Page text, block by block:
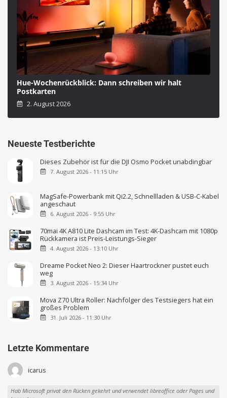
Hue-Wochenrückblick: Dann schreiben wir halt
Postkarten
2. August 2026
Neueste Testberichte
Dieses Zubehör ist für die DJI Osmo Pocket unabdingbar
7. August 2026 - 11:15 Uhr
MagSafe-Powerbank mit Qi2.2, Schnellladen & USB-C-Kabel
angeschaut
6. August 2026 - 9:55 Uhr
70mai 4K A810 Lite Dashcam im Test: 4K-Dashcam mit 1080p
Rückkamera ist Preis-Leistungs-Sieger
4. August 2026 - 13:10 Uhr
Dreame Pocket Neo 2: Dieser Haartrockner pustet euch
weg
3. August 2026 - 15:34 Uhr
Mova Z70 Ultra Roller: Nachfolger des Testsiegers hat ein
großes Problem
31. Juli 2026 - 11:30 Uhr
Letzte Kommentare
icarus
Hab Microsoft privat den Rücken gekehrt und verwendet libreoffice oder Pages und